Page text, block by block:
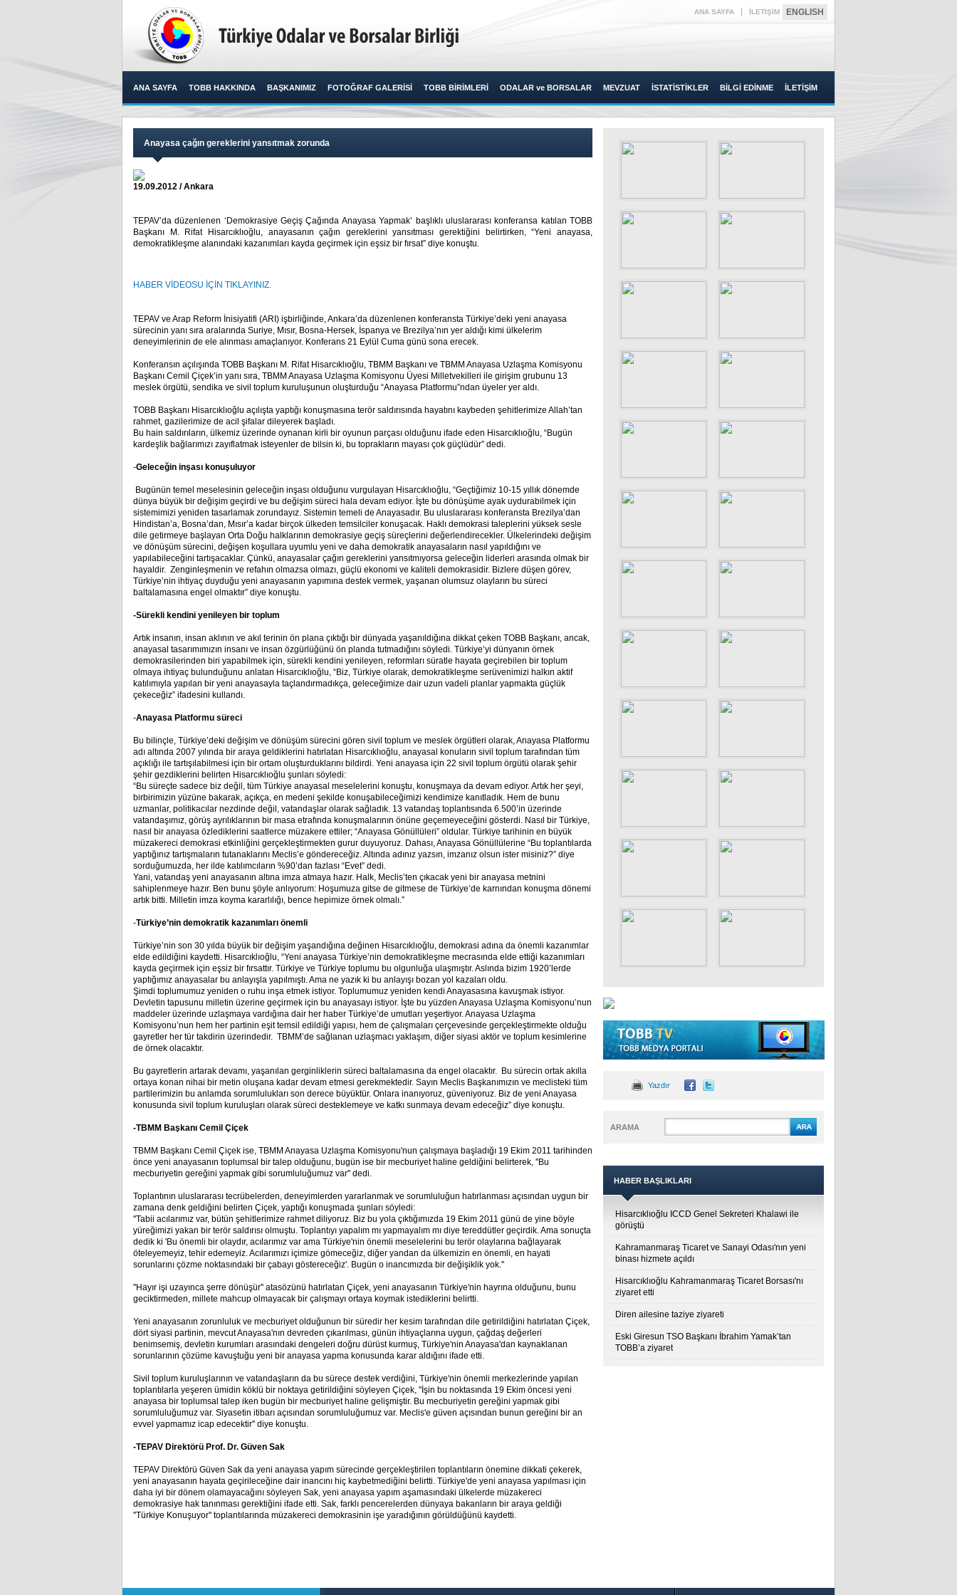
ANA SAYFA İLETİŞİM ENGLISH
ANA SAYFA TOBB HAKKINDA BAŞKANIMIZ FOTOĞRAF GALERİSİ TOBB BİRİMLERİ ODALAR ve BORSALAR MEVZUAT İSTATİSTİKLER BİLGİ EDİNME İLETİŞİM
Anayasa çağın gereklerini yansıtmak zorunda
19.09.2012 / Ankara
TEPAV’da düzenlenen ‘Demokrasiye Geçiş Çağında Anayasa Yapmak’ başlıklı uluslararası konferansa katılan TOBB
Başkanı M. Rifat Hisarcıklıoğlu, anayasanın çağın gereklerini yansıtması gerektiğini belirtirken, “Yeni anayasa,
demokratikleşme alanındaki kazanımları kayda geçirmek için eşsiz bir fırsat” diye konuştu.​ ​
HABER VİDEOSU İÇİN TIKLAYINIZ.
TEPAV ve Arap Reform İnisiyatifi (ARI) işbirliğinde, Ankara’da düzenlenen konferansta Türkiye’deki yeni anayasa
sürecinin yanı sıra aralarında Suriye, Mısır, Bosna-Hersek, İspanya ve Brezilya’nın yer aldığı kimi ülkelerim
deneyimlerinin de ele alınması amaçlanıyor. Konferans 21 Eylül Cuma günü sona erecek.
Konferansın açılışında TOBB Başkanı M. Rifat Hisarcıklıoğlu, TBMM Başkanı ve TBMM Anayasa Uzlaşma Komisyonu
Başkanı Cemil Çiçek’in yanı sıra, TBMM Anayasa Uzlaşma Komisyonu Üyesi Milletvekilleri ile girişim grubunu 13
meslek örgütü, sendika ve sivil toplum kuruluşunun oluşturduğu “Anayasa Platformu”ndan üyeler yer aldı.
TOBB Başkanı Hisarcıklıoğlu açılışta yaptığı konuşmasına terör saldırısında hayatını kaybeden şehitlerimize Allah’tan
rahmet, gazilerimize de acil şifalar dileyerek başladı.
Bu hain saldırıların, ülkemiz üzerinde oynanan kirli bir oyunun parçası olduğunu ifade eden Hisarcıklıoğlu, “Bugün
kardeşlik bağlarımızı zayıflatmak isteyenler de bilsin ki, bu toprakların mayası çok güçlüdür” dedi.
-Geleceğin inşası konuşuluyor
Bugünün temel meselesinin geleceğin inşası olduğunu vurgulayan Hisarcıklıoğlu, “Geçtiğimiz 10-15 yıllık dönemde
dünya büyük bir değişim geçirdi ve bu değişim süreci hala devam ediyor. İşte bu dönüşüme ayak uydurabilmek için
sistemimizi yeniden tasarlamak zorundayız. Sistemin temeli de Anayasadır. Bu uluslararası konferansta Brezilya’dan
Hindistan’a, Bosna’dan, Mısır’a kadar birçok ülkeden temsilciler konuşacak. Haklı demokrasi taleplerini yüksek sesle
dile getirmeye başlayan Orta Doğu halklarının demokrasiye geçiş süreçlerini değerlendirecekler. Ülkelerindeki değişim
ve dönüşüm sürecini, değişen koşullara uyumlu yeni ve daha demokratik anayasaların nasıl yapıldığını ve
yapılabileceğini tartışacaklar. Çünkü, anayasalar çağın gereklerini yansıtmıyorsa geleceğin liderleri arasında olmak bir
hayaldir. Zenginleşmenin ve refahın olmazsa olmazı, güçlü ekonomi ve kaliteli demokrasidir. Bizlere düşen görev,
Türkiye’nin ihtiyaç duyduğu yeni anayasanın yapımına destek vermek, yaşanan olumsuz olayların bu süreci
baltalamasına engel olmaktır” diye konuştu.
-Sürekli kendini yenileyen bir toplum
Artık insanın, insan aklının ve akıl terinin ön plana çıktığı bir dünyada yaşanıldığına dikkat çeken TOBB Başkanı, ancak,
anayasal tasarımımızın insanı ve insan özgürlüğünü ön planda tutmadığını söyledi. Türkiye’yi dünyanın örnek
demokrasilerinden biri yapabilmek için, sürekli kendini yenileyen, reformları süratle hayata geçirebilen bir toplum
olmaya ihtiyaç bulunduğunu anlatan Hisarcıklıoğlu, “Biz, Türkiye olarak, demokratikleşme serüvenimizi halkın aktif
katılımıyla yapılan bir yeni anayasayla taçlandırmadıkça, geleceğimize dair uzun vadeli planlar yapmakta güçlük
çekeceğiz” ifadesini kullandı.
-Anayasa Platformu süreci
Bu bilinçle, Türkiye’deki değişim ve dönüşüm sürecini gören sivil toplum ve meslek örgütleri olarak, Anayasa Platformu
adı altında 2007 yılında bir araya geldiklerini hatırlatan Hisarcıklıoğlu, anayasal konuların sivil toplum tarafından tüm
açıklığı ile tartışılabilmesi için bir ortam oluşturduklarını bildirdi. Yeni anayasa için 22 sivil toplum örgütü olarak şehir
şehir gezdiklerini belirten Hisarcıklıoğlu şunları söyledi:
“Bu süreçte sadece biz değil, tüm Türkiye anayasal meselelerini konuştu, konuşmaya da devam ediyor. Artık her şeyi,
birbirimizin yüzüne bakarak, açıkça, en medeni şekilde konuşabileceğimizi kendimize kanıtladık. Hem de bunu
uzmanlar, politikacılar nezdinde değil, vatandaşlar olarak sağladık. 13 vatandaş toplantısında 6.500’in üzerinde
vatandaşımız, görüş ayrılıklarının bir masa etrafında konuşmalarının önüne geçemeyeceğini gösterdi. Nasıl bir Türkiye,
nasıl bir anayasa özlediklerini saatlerce müzakere ettiler; “Anayasa Gönüllüleri” oldular. Türkiye tarihinin en büyük
müzakereci demokrasi etkinliğini gerçekleştirmekten gurur duyuyoruz. Dahası, Anayasa Gönüllülerine “Bu toplantılarda
yaptığınız tartışmaların tutanaklarını Meclis’e göndereceğiz. Altında adınız yazsın, imzanız olsun ister misiniz?” diye
sorduğumuzda, her ilde katılımcıların %90’dan fazlası “Evet” dedi.
Yani, vatandaş yeni anayasanın altına imza atmaya hazır. Halk, Meclis’ten çıkacak yeni bir anayasa metnini
sahiplenmeye hazır. Ben bunu şöyle anlıyorum: Hoşumuza gitse de gitmese de Türkiye’de karnından konuşma dönemi
artık bitti. Milletin imza koyma kararlılığı, bence hepimize örnek olmalı.”
-Türkiye’nin demokratik kazanımları önemli
Türkiye’nin son 30 yılda büyük bir değişim yaşandığına değinen Hisarcıklıoğlu, demokrasi adına da önemli kazanımlar
elde edildiğini kaydetti. Hisarcıklıoğlu, “Yeni anayasa Türkiye’nin demokratikleşme mecrasında elde ettiği kazanımları
kayda geçirmek için eşsiz bir fırsattır. Türkiye ve Türkiye toplumu bu olgunluğa ulaşmıştır. Aslında bizim 1920’lerde
yaptığımız anayasalar bu anlayışla yapılmıştı. Ama ne yazık ki bu anlayışı bozan yol kazaları oldu.
Şimdi toplumumuz yeniden o ruhu inşa etmek istiyor. Toplumumuz yeniden kendi Anayasasına kavuşmak istiyor.
Devletin tapusunu milletin üzerine geçirmek için bu anayasayı istiyor. İşte bu yüzden Anayasa Uzlaşma Komisyonu’nun
maddeler üzerinde uzlaşmaya vardığına dair her haber Türkiye’de umutları yeşertiyor. Anayasa Uzlaşma
Komisyonu’nun hem her partinin eşit temsil edildiği yapısı, hem de çalışmaları çerçevesinde gerçekleştirmekte olduğu
gayretler her tür takdirin üzerindedir. TBMM’de sağlanan uzlaşmacı yaklaşım, diğer siyasi aktör ve toplum kesimlerine
de örnek olacaktır.
Bu gayretlerin artarak devamı, yaşanılan gerginliklerin süreci baltalamasına da engel olacaktır. Bu sürecin ortak akılla
ortaya konan nihai bir metin oluşana kadar devam etmesi gerekmektedir. Sayın Meclis Başkanımızın ve meclisteki tüm
partilerimizin bu anlamda sorumlulukları son derece büyüktür. Onlara inanıyoruz, güveniyoruz. Biz de yeni Anayasa
konusunda sivil toplum kuruluşları olarak süreci desteklemeye ve katkı sunmaya devam edeceğiz” diye konuştu.
-TBMM Başkanı Cemil Çiçek
TBMM Başkanı Cemil Çiçek ise, TBMM Anayasa Uzlaşma Komisyonu'nun çalışmaya başladığı 19 Ekim 2011 tarihinden
önce yeni anayasanın toplumsal bir talep olduğunu, bugün ise bir mecburiyet haline geldiğini belirterek, ''Bu
mecburiyetin gereğini yapmak gibi sorumluluğumuz var'' dedi.
Toplantının uluslararası tecrübelerden, deneyimlerden yararlanmak ve sorumluluğun hatırlanması açısından uygun bir
zamana denk geldiğini belirten Çiçek, yaptığı konuşmada şunları söyledi:
''Tabii acılarımız var, bütün şehitlerimize rahmet diliyoruz. Biz bu yola çıktığımızda 19 Ekim 2011 günü de yine böyle
yüreğimizi yakan bir terör saldırısı olmuştu. Toplantıyı yapalım mı yapmayalım mı diye tereddütler geçirdik. Ama sonuçta
dedik ki 'Bu önemli bir olaydır, acılarımız var ama Türkiye'nin önemli meselelerini bu terör olaylarına bağlayarak
öteleyemeyiz, tehir edemeyiz. Acılarımızı içimize gömeceğiz, diğer yandan da ülkemizin en önemli, en hayati
sorunlarını çözme noktasındaki bir çabayı göstereceğiz'. Bugün o inancımızda bir değişiklik yok.''
''Hayır işi uzayınca şerre dönüşür'' atasözünü hatırlatan Çiçek, yeni anayasanın Türkiye'nin hayrına olduğunu, bunu
geciktirmeden, millete mahcup olmayacak bir çalışmayı ortaya koymak istediklerini belirtti.
Yeni anayasanın zorunluluk ve mecburiyet olduğunun bir süredir her kesim tarafından dile getirildiğini hatırlatan Çiçek,
dört siyasi partinin, mevcut Anayasa'nın devreden çıkarılması, günün ihtiyaçlarına uygun, çağdaş değerleri
benimsemiş, devletin kurumları arasındaki dengeleri doğru dürüst kurmuş, Türkiye'nin Anayasa'dan kaynaklanan
sorunlarının çözüme kavuştuğu yeni bir anayasa yapma konusunda karar aldığını ifade etti.
Sivil toplum kuruluşlarının ve vatandaşların da bu sürece destek verdiğini, Türkiye'nin önemli merkezlerinde yapılan
toplantılarla yeşeren ümidin köklü bir noktaya getirildiğini söyleyen Çiçek, ''İşin bu noktasında 19 Ekim öncesi yeni
anayasa bir toplumsal talep iken bugün bir mecburiyet haline gelişmiştir. Bu mecburiyetin gereğini yapmak gibi
sorumluluğumuz var. Siyasetin itibarı açısından sorumluluğumuz var. Meclis'e güven açısından bunun gereğini bir an
evvel yapmamız icap edecektir'' diye konuştu.
-TEPAV Direktörü Prof. Dr. Güven Sak
TEPAV Direktörü Güven Sak da yeni anayasa yapım sürecinde gerçekleştirilen toplantıların önemine dikkati çekerek,
yeni anayasanın hayata geçirileceğine dair inancını hiç kaybetmediğini belirtti. Türkiye'de yeni anayasa yapılması için
daha iyi bir dönem olamayacağını söyleyen Sak, yeni anayasa yapım aşamasındaki ülkelerde müzakereci
demokrasiye hak tanınması gerektiğini ifade etti. Sak, farklı pencerelerden dünyaya bakanların bir araya geldiği
''Türkiye Konuşuyor'' toplantılarında müzakereci demokrasinin işe yaradığının görüldüğünü kaydetti.
Yazdır
ARAMA
HABER BAŞLIKLARI
Hisarcıklıoğlu ICCD Genel Sekreteri Khalawi ile
görüştü
Kahramanmaraş Ticaret ve Sanayi Odası'nın yeni
binası hizmete açıldı
Hisarcıklıoğlu Kahramanmaraş Ticaret Borsası'nı
ziyaret etti
Diren ailesine taziye ziyareti
Eski Giresun TSO Başkanı İbrahim Yamak’tan
TOBB’a ziyaret